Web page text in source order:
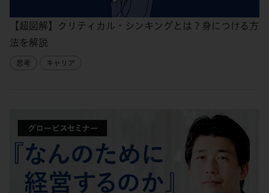
【超図解】クリティカル・シンキングとは？身につける方
法を解説
思考 キャリア